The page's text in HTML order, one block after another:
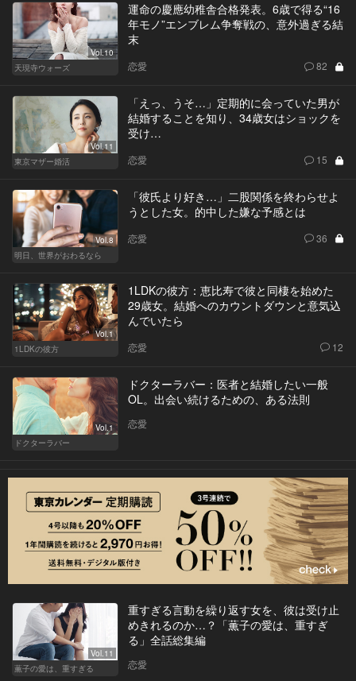
Vol.10
天現寺ウォーズ
運命の慶應幼稚舎合格発表。6歳で得る“16
年モノ”エンブレム争奪戦の、意外過ぎる結
末
恋愛 82
Vol.11
東京マザー婚活
「えっ、うそ…」定期的に会っていた男が
結婚することを知り、34歳女はショックを
受け…
恋愛 15
Vol.8
明日、世界がおわるなら
「彼氏より好き…」二股関係を終わらせよ
うとした女。的中した嫌な予感とは
恋愛 36
Vol.1
1LDKの彼方
1LDKの彼方：恵比寿で彼と同棲を始めた
29歳女。結婚へのカウントダウンと意気込
んでいたら
恋愛 12
Vol.1
ドクターラバー
ドクターラバー：医者と結婚したい一般
OL。出会い続けるための、ある法則
恋愛
Vol.11
薫子の愛は、重すぎる
重すぎる言動を繰り返す女を、彼は受け止
めきれるのか…？「薫子の愛は、重すぎ
る」全話総集編
恋愛